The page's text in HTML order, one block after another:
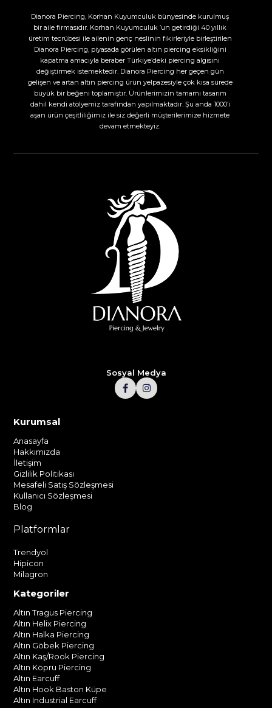
Dianora Piercing, Korhan Kuyumculuk bünyesinde kurulmuş
bir aile firmasıdır. Korhan Kuyumculuk ’un getirdiği 40 yıllık
üretim tecrübesi ile ailenin genç neslinin fikirleriyle birleştirilen
Dianora Piercing, piyasada görülen altın piercing eksikliğini
kapatma amacıyla beraber Türkiye’deki piercing algısını
değiştirmek istemektedir. Dianora Piercing her geçen gün
gelişen ve artan altın piercing ürün yelpazesiyle çok kısa sürede
büyük bir beğeni toplamıştır. Ürünlerimizin tamamı tasarım
dahil kendi atölyemiz tarafından yapılmaktadır. Şu anda 1000’i
aşan ürün çeşitliliğimiz ile siz değerli müşterilerimize hizmete
devam etmekteyiz.​
Sosyal Medya
Kurumsal
Anasayfa
Hakkımızda
İletişim
Gizlilik Politikası
Mesafeli Satış Sözleşmesi
Kullanıcı Sözleşmesi
Blog
Platformlar
Trendyol
Hipicon
Milagron
Kategoriler
Altın Tragus Piercing
Altın Helix Piercing
Altın Halka Piercing
Altın Göbek Piercing
Altın Kaş/Rook Piercing
Altın Köprü Piercing
Altın Earcuff
Altın Hook Baston Küpe
Altın Industrial Earcuff